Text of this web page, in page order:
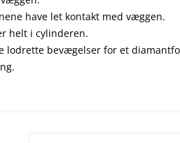
have let kontakt med væggen.
helt i cylinderen.
lodrette bevægelser for et